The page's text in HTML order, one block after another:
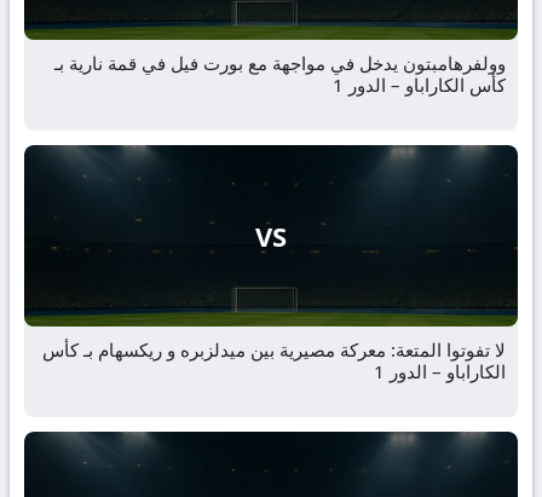
وولفرهامبتون يدخل في مواجهة مع بورت فيل في قمة نارية بـ
كأس الكاراباو – الدور 1
VS
لا تفوتوا المتعة: معركة مصيرية بين ميدلزبره و ريكسهام بـ كأس
الكاراباو – الدور 1